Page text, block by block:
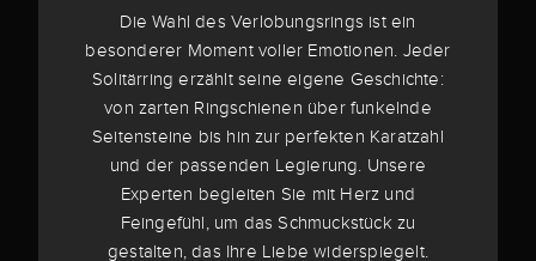
Die Wahl des Verlobungsrings ist ein
besonderer Moment voller Emotionen. Jeder
Solitärring erzählt seine eigene Geschichte:
von zarten Ringschienen über funkelnde
Seitensteine bis hin zur perfekten Karatzahl
und der passenden Legierung. Unsere
Experten begleiten Sie mit Herz und
Feingefühl, um das Schmuckstück zu
gestalten, das Ihre Liebe widerspiegelt.